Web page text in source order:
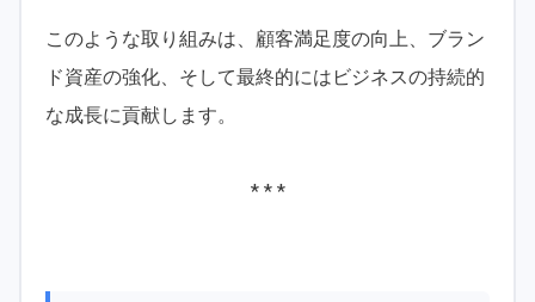
このような取り組みは、顧客満足度の向上、ブラン
ド資産の強化、そして最終的にはビジネスの持続的
な成長に貢献します。
* * *